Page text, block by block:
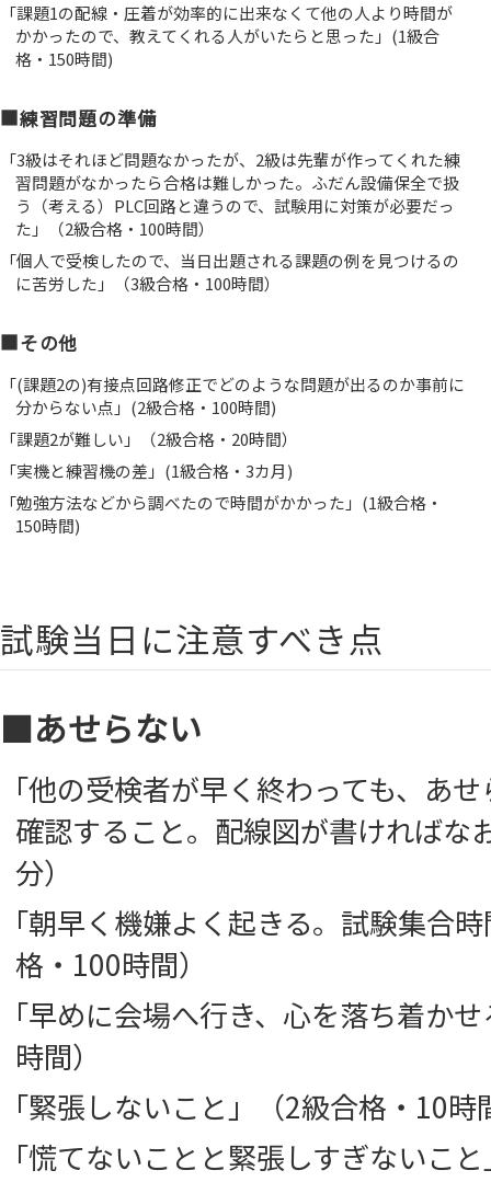
「課題1の配線・圧着が効率的に出来なくて他の人より時間が
かかったので、教えてくれる人がいたらと思った」(1級合
格・150時間)
■練習問題の準備
「3級はそれほど問題なかったが、2級は先輩が作ってくれた練
習問題がなかったら合格は難しかった。ふだん設備保全で扱
う（考える）PLC回路と違うので、試験用に対策が必要だっ
た」（2級合格・100時間）
「個人で受検したので、当日出題される課題の例を見つけるの
に苦労した」（3級合格・100時間）
■その他
「(課題2の)有接点回路修正でどのような問題が出るのか事前に
分からない点」(2級合格・100時間)
「課題2が難しい」（2級合格・20時間）
「実機と練習機の差」(1級合格・3カ月)
「勉強方法などから調べたので時間がかかった」(1級合格・
150時間)
試験当日に注意すべき点
■あせらない
「他の受検者が早く終わっても、あ
確認すること。配線図が書ければな
分）
「朝早く機嫌よく起きる。試験集合
格・100時間）
「早めに会場へ行き、心を落ち着か
時間）
「緊張しないこと」（2級合格・10時
「慌てないことと緊張しすぎないこ